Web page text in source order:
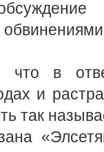
что в
и
так